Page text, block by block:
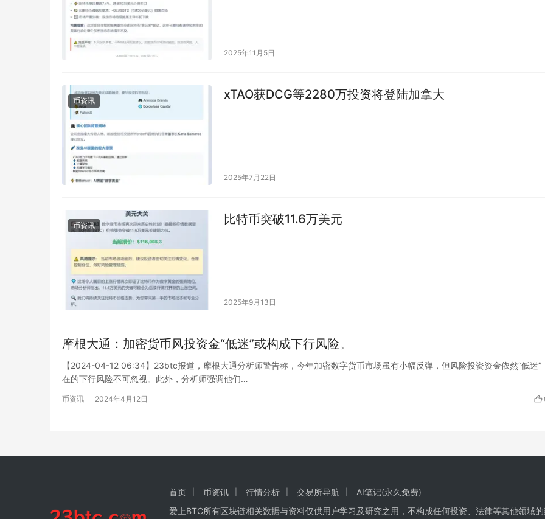
2025年11月5日
币资讯 xTAO获DCG等2280万投资将登陆加拿大
2025年7月22日
币资讯 比特币突破11.6万美元
2025年9月13日
摩根大通：加密货币风投资金“低迷”或构成下行风险。
【2024-04-12 06:34】23btc报道，摩根大通分析师警告称，今年加密数字货币市场虽有小幅反弹，但风险投资资金依然“低迷”
在的下行风险不可忽视。此外，分析师强调他们…
币资讯 2024年4月12日
首页 币资讯 行情分析 交易所导航
AI笔记(永久免费)
爱上BTC所有区块链相关数据与资料仅供用户学习及研究之用，不构成任何投资、法律等其他领域